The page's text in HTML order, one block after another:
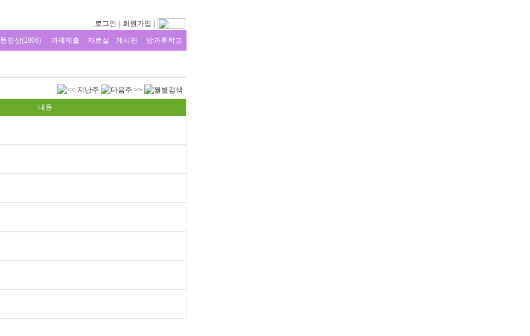
로그인 회원가입
동영상(2006) 과제제출 자료실 게시판 방과후학교
내용